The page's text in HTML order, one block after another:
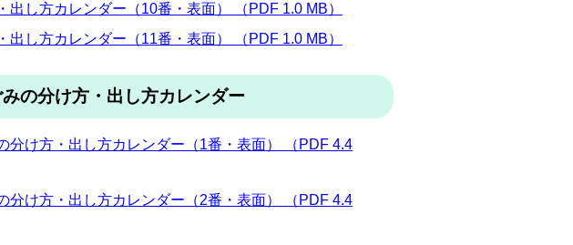
し方カレンダー（10番・表面） （PDF 1.0 MB）
し方カレンダー（11番・表面） （PDF 1.0 MB）
の分け方・出し方カレンダー
分け方・出し方カレンダー（1番・表面） （PDF 4.4
分け方・出し方カレンダー（2番・表面） （PDF 4.4